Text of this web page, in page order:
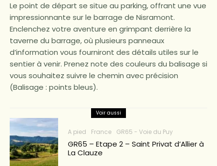
Le point de départ se situe au parking, offrant une vue
impressionnante sur le barrage de Nisramont.
Enclenchez votre aventure en grimpant derrière la
taverne du barrage, où plusieurs panneaux
d’information vous fourniront des détails utiles sur le
sentier à venir. Prenez note des couleurs du balisage si
vous souhaitez suivre le chemin avec précision
(Balisage : points bleus).
Voir aussi
A pied France GR65 - Voie du Puy
GR65 – Etape 2 – Saint Privat d’Allier à
La Clauze